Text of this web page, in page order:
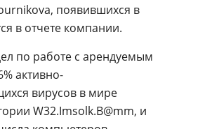
появившихся в
в отчете компании.
по работе с арендуемым
активно-
вирусов в мире
W32.Imsolk.B@mm, и